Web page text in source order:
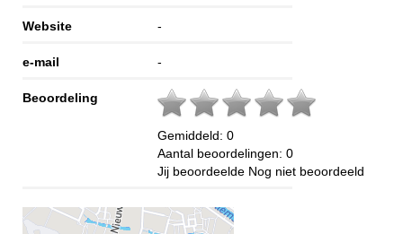
Website -
e-mail -
Beoordeling
Gemiddeld: 0
Aantal beoordelingen: 0
Jij beoordeelde Nog niet beoordeeld